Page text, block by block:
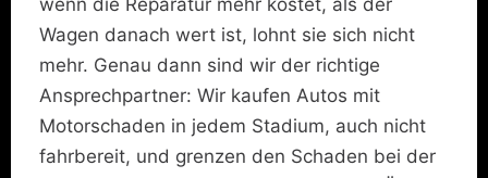
Wagen danach wert ist, lohnt sie sich nicht
mehr. Genau dann sind wir der richtige
Ansprechpartner: Wir kaufen Autos mit
Motorschaden in jedem Stadium, auch nicht
fahrbereit, und grenzen den Schaden bei der